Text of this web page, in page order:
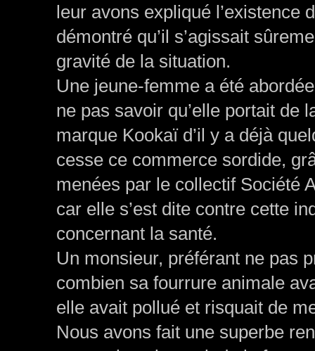
leur avons expliqué
démontré qu’il s’agissait
gravité de la situation.
Une jeune-femme a été
ne pas savoir qu’elle portait de
marque Kookaï d’il y a déjà
cesse ce commerce sordide,
menées par le collectif Société
car elle s’est dite contre cette
concernant la santé.
Un monsieur, préférant ne pas
combien sa fourrure animale
elle avait pollué et risquait de
Nous avons fait une superbe